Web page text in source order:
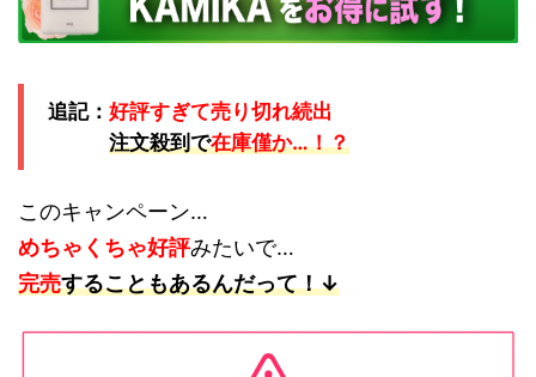
追記： 好評すぎて売り切れ続出
注文殺到で在庫僅か…！？
このキャンペーン…
めちゃくちゃ好評みたいで…
完売することもあるんだって！↓